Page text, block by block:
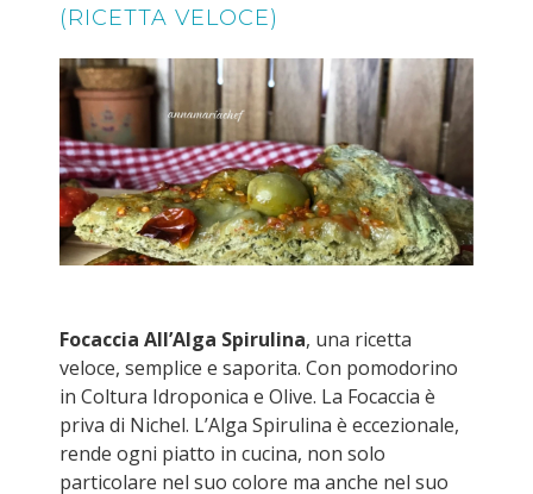
(RICETTA VELOCE)
Focaccia All’Alga Spirulina, una ricetta
veloce, semplice e saporita. Con pomodorino
in Coltura Idroponica e Olive. La Focaccia è
priva di Nichel. L’Alga Spirulina è eccezionale,
rende ogni piatto in cucina, non solo
particolare nel suo colore ma anche nel suo